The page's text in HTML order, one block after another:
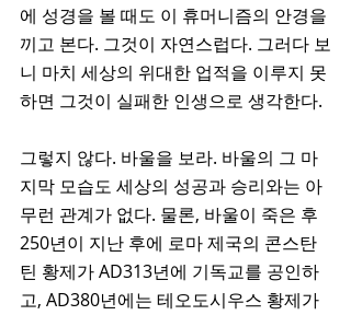
에 성경을 볼 때도 이 휴머니즘의 안경을
끼고 본다. 그것이 자연스럽다. 그러다 보
니 마치 세상의 위대한 업적을 이루지 못
하면 그것이 실패한 인생으로 생각한다.
그렇지 않다. 바울을 보라. 바울의 그 마
지막 모습도 세상의 성공과 승리와는 아
무런 관계가 없다. 물론, 바울이 죽은 후
250년이 지난 후에 로마 제국의 콘스탄
틴 황제가 AD313년에 기독교를 공인하
고, AD380년에는 테오도시우스 황제가